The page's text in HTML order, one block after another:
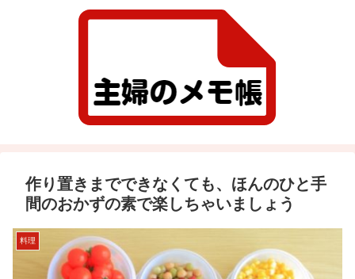
作り置きまでできなくても、ほんのひと手
間のおかずの素で楽しちゃいましょう
料理